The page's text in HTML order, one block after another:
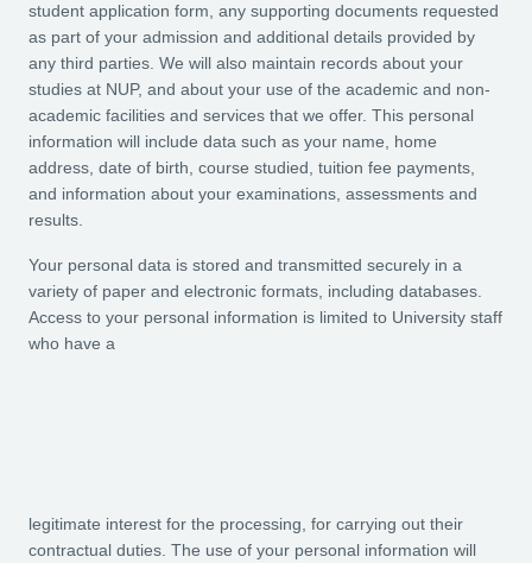
student application form, any supporting documents requested
as part of your admission and additional details provided by
any third parties. We will also maintain records about your
studies at NUP, and about your use of the academic and non-
academic facilities and services that we offer. This personal
information will include data such as your name, home
address, date of birth, course studied, tuition fee payments,
and information about your examinations, assessments and
results.
Your personal data is stored and transmitted securely in a
variety of paper and electronic formats, including databases.
Access to your personal information is limited to University staff
who have a
legitimate interest for the processing, for carrying out their
contractual duties. The use of your personal information will